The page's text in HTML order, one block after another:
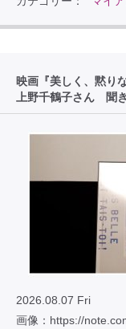
映画『美しく、黙り
上野千鶴子さん 聞
2026.08.07 Fri
画像：https://